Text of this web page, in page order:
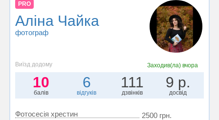
PRO
Аліна Чайка
фотограф
Виїзд додому Заходив(ла) вчора
10
балів
6
відгуків
111
дзвінків
9 р.
досвід
Фотосесія хрестин 2500 грн.